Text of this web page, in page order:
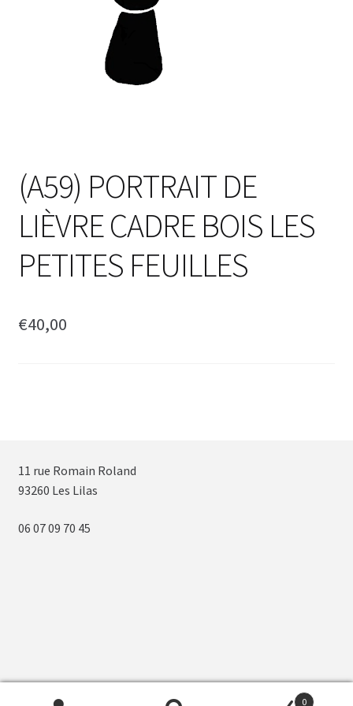
(A59) PORTRAIT DE
LIÈVRE CADRE BOIS LES
PETITES FEUILLES
€40,00
11 rue Romain Roland
93260 Les Lilas
06 07 09 70 45
0